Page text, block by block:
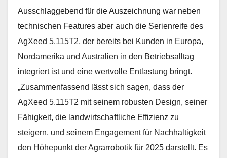
Ausschlaggebend für die Auszeichnung war neben
technischen Features aber auch die Serienreife des
AgXeed 5.115T2, der bereits bei Kunden in Europa,
Nordamerika und Australien in den Betriebsalltag
integriert ist und eine wertvolle Entlastung bringt.
„Zusammenfassend lässt sich sagen, dass der
AgXeed 5.115T2 mit seinem robusten Design, seiner
Fähigkeit, die landwirtschaftliche Effizienz zu
steigern, und seinem Engagement für Nachhaltigkeit
den Höhepunkt der Agrarrobotik für 2025 darstellt. Es